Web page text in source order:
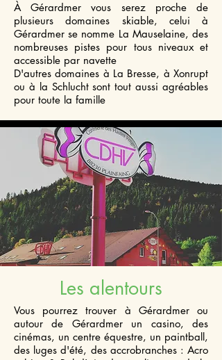
À Gérardmer vous serez proche de
plusieurs domaines skiable, celui à
Gérardmer se nomme La Mauselaine, des
nombreuses pistes pour tous niveaux et
accessible par navette
D'autres domaines à La Bresse, à Xonrupt
ou à la Schlucht sont tout aussi agréables
pour toute la famille
Les alentours
Vous pourrez trouver à Gérardmer ou
autour de Gérardmer un casino, des
cinémas, un centre équestre, un paintball,
des luges d'été, des accrobranches : Acro